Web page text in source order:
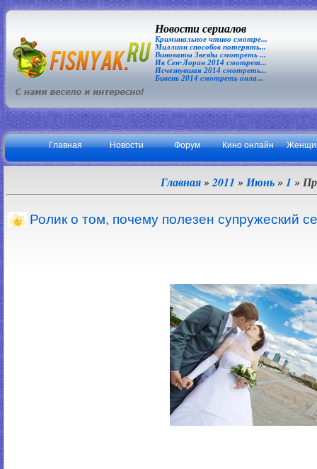
Новости сериалов
Криминальное чтиво смотре...
Миллион способов потерять...
Виноваты Звезды смотреть ...
Ив Сен-Лоран 2014 смотрет...
Исчезнувшая 2014 смотреть...
Бивень 2014 смотреть онла...
Главная Новости Форум Кино онлайн
Главная»2011 » Июнь » 1 »
Ролик о том, почему полезен супружеский